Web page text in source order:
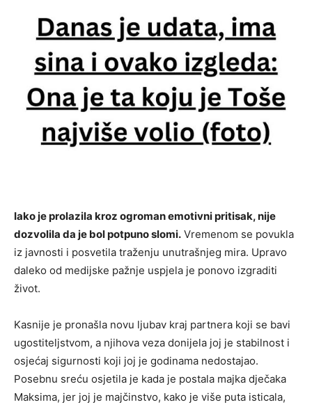
Iako je prolazila kroz ogroman emotivni pritisak, nije
dozvolila da je bol potpuno slomi. Vremenom se povukla
iz javnosti i posvetila traženju unutrašnjeg mira. Upravo
daleko od medijske pažnje uspjela je ponovo izgraditi
život.
Kasnije je pronašla novu ljubav kraj partnera koji se bavi
ugostiteljstvom, a njihova veza donijela joj je stabilnost i
osjećaj sigurnosti koji joj je godinama nedostajao.
Posebnu sreću osjetila je kada je postala majka dječaka
Maksima, jer joj je majčinstvo, kako je više puta isticala,